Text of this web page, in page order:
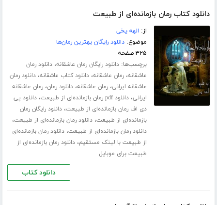
دانلود کتاب رمان بازمانده‌ای از طبیعت
از: الهه یخی
موضوع:دانلود رایگان بهترین رمان‌ها
۳۲۵ صفحه
برچسب‌ها:دانلود رایگان رمان عاشقانه،دانلود رمان
عاشقانه،رمان عاشقانه،دانلود کتاب عاشقانه،دانلود رمان
عاشقانه ایرانی،رمان عاشقانه،دانلود رمان،رمان عاشقانه
ایرانی،دانلود pdf رمان بازمانده‌ای از طبیعت ،دانلود پی
دی اف رمان بازمانده‌ای از طبیعت،دانلود رایگان رمان
بازمانده‌ای از طبیعت،دانلود رمان بازمانده‌ای از طبیعت،
دانلود رمان بازمانده‌ای از طبیعت،دانلود رمان بازمانده‌ای
از طبیعت با لینک مستقیم،دانلود رمان بازمانده‌ای از
طبیعت برای موبایل
دانلود کتاب